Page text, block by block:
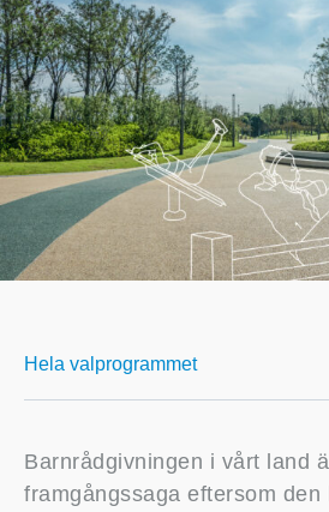
Hela valprogrammet
Barnrådgivningen i vårt land
framgångssaga eftersom den